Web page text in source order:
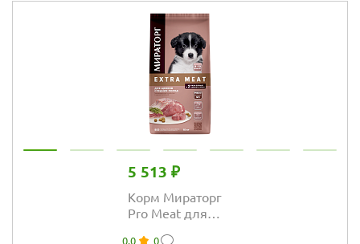
5 513 ₽
Корм Мираторг
Pro Meat для
0.0 0